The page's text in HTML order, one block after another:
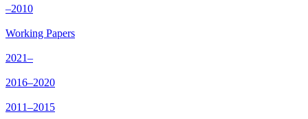
–2010
Working Papers
2021–
2016–2020
2011–2015